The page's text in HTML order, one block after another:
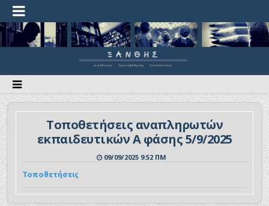
Τοποθετήσεις αναπληρωτών
εκπαιδευτικών Α φάσης 5/9/2025
09/09/2025 9:52 ΠΜ
Τοποθετήσεις